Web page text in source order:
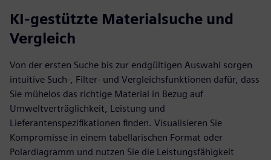
KI-gestützte Materialsuche und
Vergleich
Von der ersten Suche bis zur endgültigen Auswahl sorgen
intuitive Such-, Filter- und Vergleichsfunktionen dafür, dass
Sie mühelos das richtige Material in Bezug auf
Umweltverträglichkeit, Leistung und
Lieferantenspezifikationen finden. Visualisieren Sie
Kompromisse in einem tabellarischen Format oder
Polardiagramm und nutzen Sie die Leistungsfähigkeit